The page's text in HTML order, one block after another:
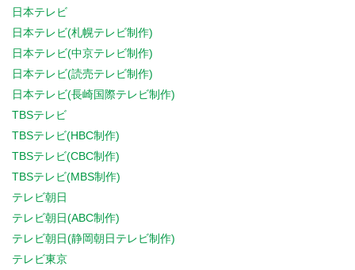
日本テレビ
日本テレビ(札幌テレビ制作)
日本テレビ(中京テレビ制作)
日本テレビ(読売テレビ制作)
日本テレビ(長崎国際テレビ制作)
TBSテレビ
TBSテレビ(HBC制作)
TBSテレビ(CBC制作)
TBSテレビ(MBS制作)
テレビ朝日
テレビ朝日(ABC制作)
テレビ朝日(静岡朝日テレビ制作)
テレビ東京